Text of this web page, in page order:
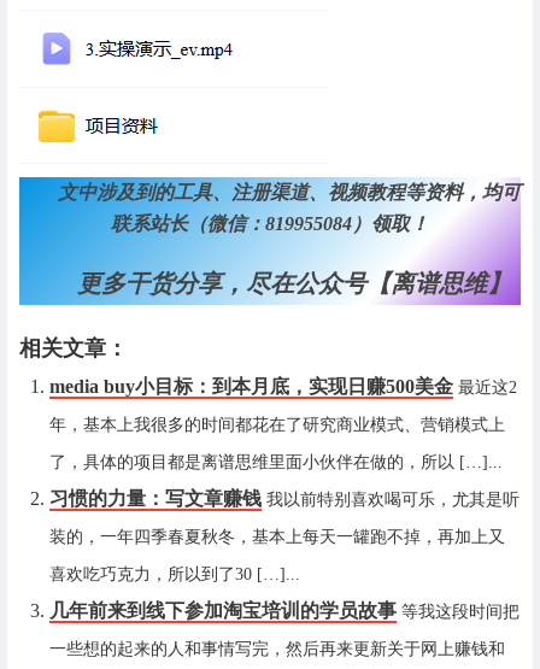
文中涉及到的工具、注册渠道、视频教程等资料，均可
联系站长（微信：819955084）领取！
更多干货分享，尽在公众号【离谱思维】
相关文章：
media buy小目标：到本月底，实现日赚500美金 最近这2
年，基本上我很多的时间都花在了研究商业模式、营销模式上
了，具体的项目都是离谱思维里面小伙伴在做的，所以 […]...
习惯的力量：写文章赚钱 我以前特别喜欢喝可乐，尤其是听
装的，一年四季春夏秋冬，基本上每天一罐跑不掉，再加上又
喜欢吃巧克力，所以到了30 […]...
几年前来到线下参加淘宝培训的学员故事 等我这段时间把
一些想的起来的人和事情写完，然后再来更新关于网上赚钱和